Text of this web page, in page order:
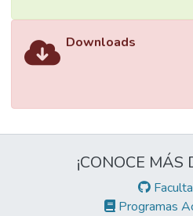
Downloads
¡CONOCE MÁS
Programas